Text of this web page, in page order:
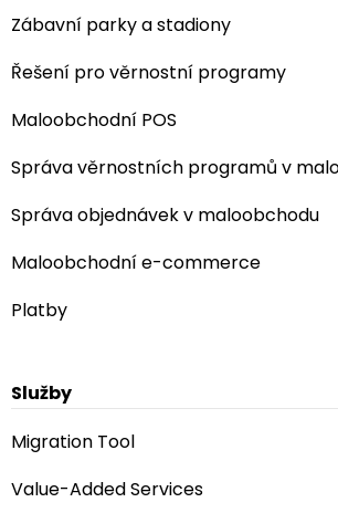
Zábavní parky a stadiony
Řešení pro věrnostní programy
Maloobchodní POS
Správa věrnostních programů v
Správa objednávek v maloobchodu
Maloobchodní e-commerce
Platby
Služby
Migration Tool
Value-Added Services